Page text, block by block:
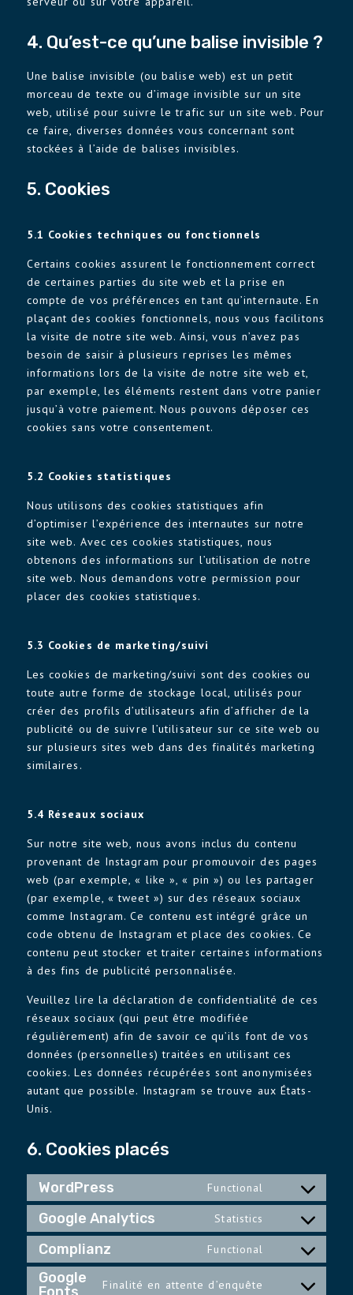
4. Qu’est-ce qu’une balise invisible ?
Une balise invisible (ou balise web) est un petit
morceau de texte ou d’image invisible sur un site
web, utilisé pour suivre le trafic sur un site web. Pour
ce faire, diverses données vous concernant sont
stockées à l’aide de balises invisibles.
5. Cookies
5.1 Cookies techniques ou fonctionnels
Certains cookies assurent le fonctionnement correct
de certaines parties du site web et la prise en
compte de vos préférences en tant qu’internaute. En
plaçant des cookies fonctionnels, nous vous facilitons
la visite de notre site web. Ainsi, vous n’avez pas
besoin de saisir à plusieurs reprises les mêmes
informations lors de la visite de notre site web et,
par exemple, les éléments restent dans votre panier
jusqu’à votre paiement. Nous pouvons déposer ces
cookies sans votre consentement.
5.2 Cookies statistiques
Nous utilisons des cookies statistiques afin
d’optimiser l’expérience des internautes sur notre
site web. Avec ces cookies statistiques, nous
obtenons des informations sur l’utilisation de notre
site web. Nous demandons votre permission pour
placer des cookies statistiques.
5.3 Cookies de marketing/suivi
Les cookies de marketing/suivi sont des cookies ou
toute autre forme de stockage local, utilisés pour
créer des profils d’utilisateurs afin d’afficher de la
publicité ou de suivre l’utilisateur sur ce site web ou
sur plusieurs sites web dans des finalités marketing
similaires.
5.4 Réseaux sociaux
Sur notre site web, nous avons inclus du contenu
provenant de Instagram pour promouvoir des pages
web (par exemple, « like », « pin ») ou les partager
(par exemple, « tweet ») sur des réseaux sociaux
comme Instagram. Ce contenu est intégré grâce un
code obtenu de Instagram et place des cookies. Ce
contenu peut stocker et traiter certaines informations
à des fins de publicité personnalisée.
Veuillez lire la déclaration de confidentialité de ces
réseaux sociaux (qui peut être modifiée
régulièrement) afin de savoir ce qu’ils font de vos
données (personnelles) traitées en utilisant ces
cookies. Les données récupérées sont anonymisées
autant que possible. Instagram se trouve aux États-
Unis.
6. Cookies placés
WordPress Functional
Consent
service
wordpress
Google Analytics Statistics
Consent
service
google-
Complianz Functional
Consent
Google
Finalité en attente d’enquête